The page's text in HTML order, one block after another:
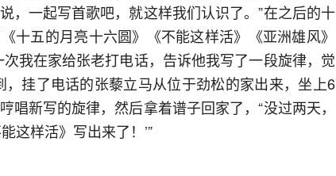
，一起写首歌吧，就这样我们认识了。”在之后的十
十五的月亮十六圆》《不能这样活》《亚洲雄风》
次我在家给张老打电话，告诉他我写了一段旋律，觉
，挂了电话的张藜立马从位于劲松的家出来，坐上6
唱新写的旋律，然后拿着谱子回家了，“没过两天，
这样活》写出来了！’”